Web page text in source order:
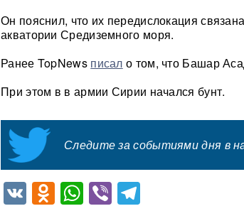
Он пояснил, что их передислокация
акватории Средиземного моря.
Ранее TopNews писал о том, что Башар
При этом в в армии Сирии начался бунт.
Следите за событиями дня в
VKOdnoklassniki
WhatsApp
Viber